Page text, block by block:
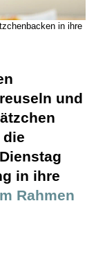
in ihre
und
die
in ihre
Rahmen